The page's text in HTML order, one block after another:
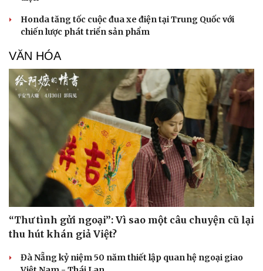
Honda tăng tốc cuộc đua xe điện tại Trung Quốc với
chiến lược phát triển sản phẩm
VĂN HÓA
“Thư tình gửi ngoại”: Vì sao một câu chuyện cũ lại
thu hút khán giả Việt?
Đà Nẵng kỷ niệm 50 năm thiết lập quan hệ ngoại giao